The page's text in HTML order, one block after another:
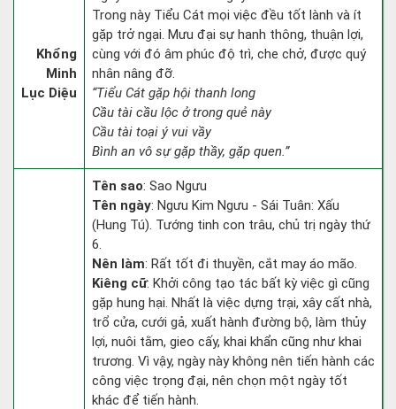
Khổng
Minh
Lục Diệu
Trong này Tiểu Cát mọi việc đều tốt lành và ít
gặp trở ngại. Mưu đại sự hanh thông, thuận lợi,
cùng với đó âm phúc độ trì, che chở, được quý
nhân nâng đỡ.
“Tiểu Cát gặp hội thanh long
Cầu tài cầu lộc ở trong quẻ này
Cầu tài toại ý vui vầy
Bình an vô sự gặp thầy, gặp quen.”
Tên sao: Sao Ngưu
Tên ngày: Ngưu Kim Ngưu - Sái Tuân: Xấu
(Hung Tú). Tướng tinh con trâu, chủ trị ngày thứ
6.
Nên làm: Rất tốt đi thuyền, cắt may áo mão.
Kiêng cữ: Khởi công tạo tác bất kỳ việc gì cũng
gặp hung hại. Nhất là việc dựng trại, xây cất nhà,
trổ cửa, cưới gả, xuất hành đường bộ, làm thủy
lợi, nuôi tằm, gieo cấy, khai khẩn cũng như khai
trương. Vì vậy, ngày này không nên tiến hành các
công việc trọng đại, nên chọn một ngày tốt
khác để tiến hành.